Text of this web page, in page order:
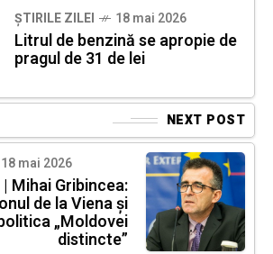
ȘTIRILE ZILEI 18 mai 2026
Litrul de benzină se apropie de
pragul de 31 de lei
NEXT POST
18 mai 2026
Mihai Gribincea:
de la Viena și
„Moldovei
distincte”